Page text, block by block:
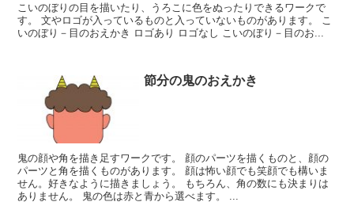
こいのぼりの目を描いたり、うろこに色をぬったりできるワークで
す。 文やロゴが入っているものと入っていないものがあります。 こ
いのぼり－目のおえかき ロゴあり ロゴなし こいのぼり－目のお...
節分の鬼のおえかき
鬼の顔や角を描き足すワークです。 顔のパーツを描くものと、顔の
パーツと角を描くものがあります。 顔は怖い顔でも笑顔でも構いま
せん。好きなように描きましょう。 もちろん、角の数にも決まりは
ありません。 鬼の色は赤と青から選べます。 ...